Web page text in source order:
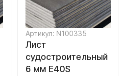
Артикул: N100335
Лист
судостроительный
6 мм Е40S